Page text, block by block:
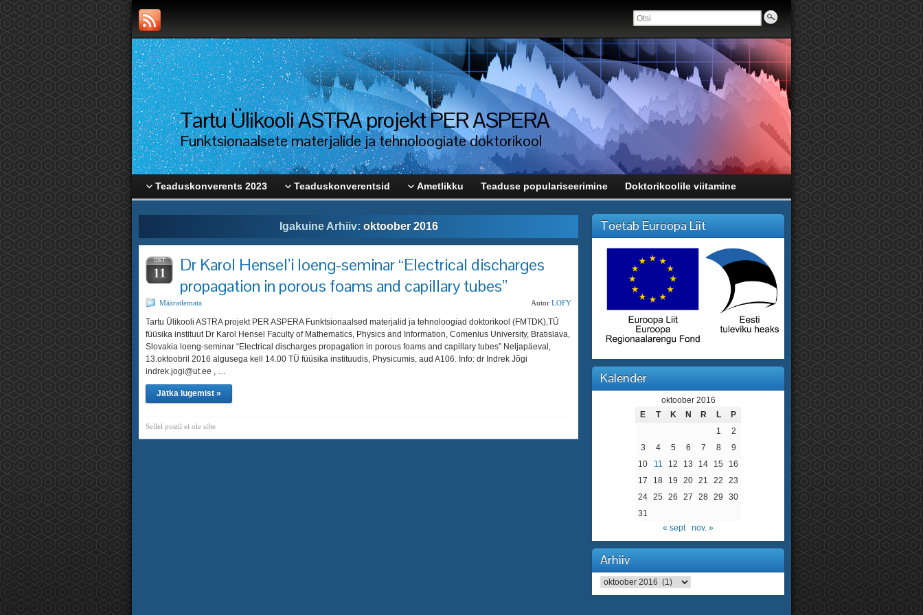
Tartu Ülikooli ASTRA projekt PER ASPERA
Funktsionaalsete materjalide ja tehnoloogiate doktorikool
Teaduskonverents 2023 Teaduskonverentsid Ametlikku Teaduse populariseerimine Doktorikoolile viitamine
Igakuine Arhiiv: oktoober 2016
OKT
11
Dr Karol Hensel’i loeng-seminar “Electrical discharges
propagation in porous foams and capillary tubes”
Määratlemata Autor LOFY
Tartu Ülikooli ASTRA projekt PER ASPERA Funktsionaalsed materjalid ja tehnoloogiad doktorikool (FMTDK),TÜ
füüsika instituut Dr Karol Hensel Faculty of Mathematics, Physics and Information, Comenius University, Bratislava,
Slovakia loeng-seminar “Electrical discharges propagation in porous foams and capillary tubes” Neljapäeval,
13.oktoobril 2016 algusega kell 14.00 TÜ füüsika instituudis, Physicumis, aud A106. Info: dr Indrek Jõgi
indrek.jogi@ut.ee , …
Jätka lugemist »
Sellel postil ei ole silte
Toetab Euroopa Liit
Kalender
oktoober 2016
E
T K N R L
P
1
2
3
4 5 6 7 8
9
10
11 12 13 14 15
16
17
18 19 20 21 22
23
24 25 26 27 28 29
30
31
« sept
nov. »
Arhiiv
Arhiiv